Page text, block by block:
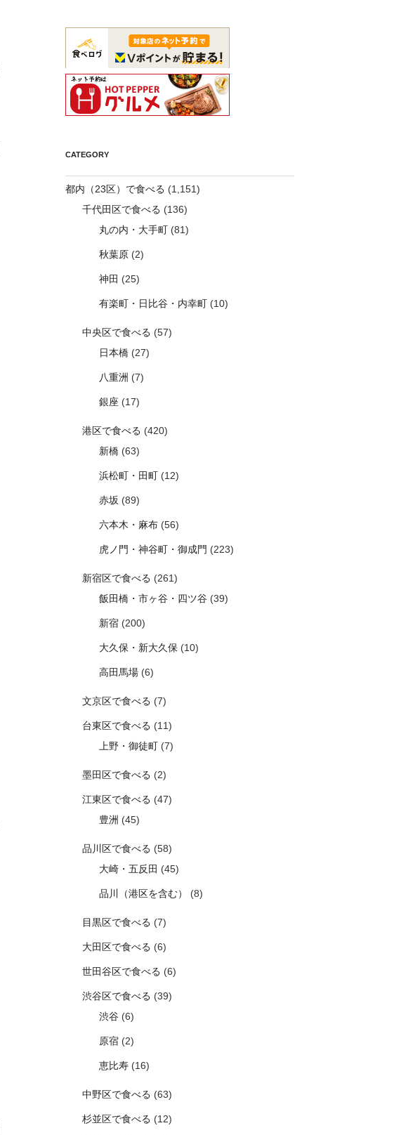
CATEGORY
都内（23区）で食べる (1,151)
千代田区で食べる (136)
丸の内・大手町 (81)
秋葉原 (2)
神田 (25)
有楽町・日比谷・内幸町 (10)
中央区で食べる (57)
日本橋 (27)
八重洲 (7)
銀座 (17)
港区で食べる (420)
新橋 (63)
浜松町・田町 (12)
赤坂 (89)
六本木・麻布 (56)
虎ノ門・神谷町・御成門 (223)
新宿区で食べる (261)
飯田橋・市ヶ谷・四ツ谷 (39)
新宿 (200)
大久保・新大久保 (10)
高田馬場 (6)
文京区で食べる (7)
台東区で食べる (11)
上野・御徒町 (7)
墨田区で食べる (2)
江東区で食べる (47)
豊洲 (45)
品川区で食べる (58)
大崎・五反田 (45)
品川（港区を含む） (8)
目黒区で食べる (7)
大田区で食べる (6)
世田谷区で食べる (6)
渋谷区で食べる (39)
渋谷 (6)
原宿 (2)
恵比寿 (16)
中野区で食べる (63)
杉並区で食べる (12)